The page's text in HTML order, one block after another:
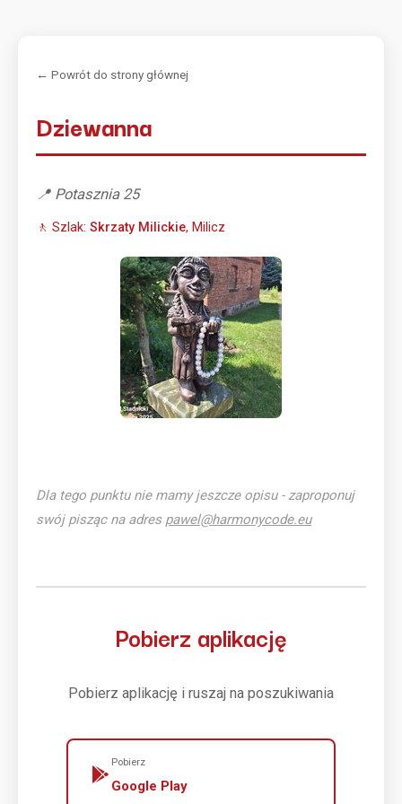
← Powrót do strony głównej
Dziewanna
📍 Potasznia 25
🚶 Szlak: Skrzaty Milickie, Milicz
Dla tego punktu nie mamy jeszcze opisu - zaproponuj
swój pisząc na adres pawel@harmonycode.eu
Pobierz aplikację
Pobierz aplikację i ruszaj na poszukiwania
Pobierz
Google Play